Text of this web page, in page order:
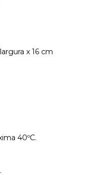
x 16 cm
40ºC.